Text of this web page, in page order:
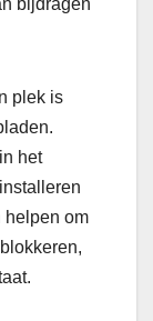
plek is
het
helpen om